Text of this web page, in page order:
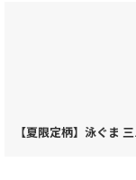
【夏